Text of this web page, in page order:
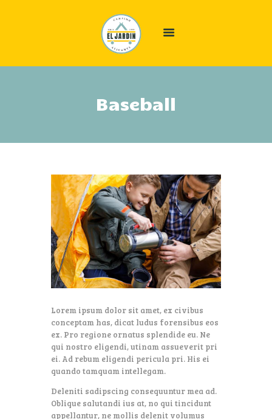
Baseball
GALERÍA
INFO
CONTACTO
Lorem ipsum dolor sit amet, ex civibus
conceptam has, dicat ludus forensibus eos
ex. Pro regione ornatus splendide eu. Ne
qui nostro eligendi, utinam assueverit pri
ei. Ad rebum eligendi pericula pri. His ei
quando tamquam intellegam.
Deleniti sadipscing consequuntur mea ad.
Oblique salutandi ius at, no qui tincidunt
appellantur, ne mollis delenit volumus